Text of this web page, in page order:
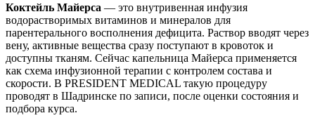
Коктейль Майерса — это внутривенная инфузия
водорастворимых витаминов и минералов для
парентерального восполнения дефицита. Раствор вводят через
вену, активные вещества сразу поступают в кровоток и
доступны тканям. Сейчас капельница Майерса применяется
как схема инфузионной терапии с контролем состава и
скорости. В PRESIDENT MEDICAL такую процедуру
проводят в Шадринске по записи, после оценки состояния и
подбора курса.